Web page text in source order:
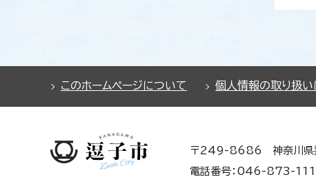
このホームページについて 個人情報の取り扱い
〒249-8686 神奈川県
電話番号：046-873-1111